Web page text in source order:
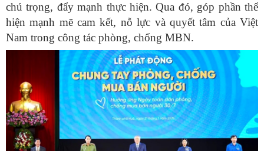
chú trọng, đẩy mạnh thực hiện. Qua đó, góp phần thể
hiện mạnh mẽ cam kết, nỗ lực và quyết tâm của Việt
Nam trong công tác phòng, chống MBN.